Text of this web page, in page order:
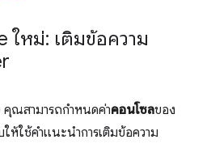
ใหม่: เติมข้อความ
คุณสามารถกำหนดค่าคอนโซลของ
ห้ใช้คำแนะนำการเติมข้อความ